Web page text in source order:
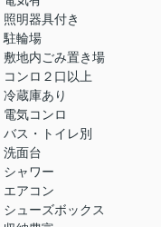
照明器具付き
駐輪場
敷地内ごみ置き場
コンロ２口以上
冷蔵庫あり
電気コンロ
バス・トイレ別
洗面台
シャワー
エアコン
シューズボックス